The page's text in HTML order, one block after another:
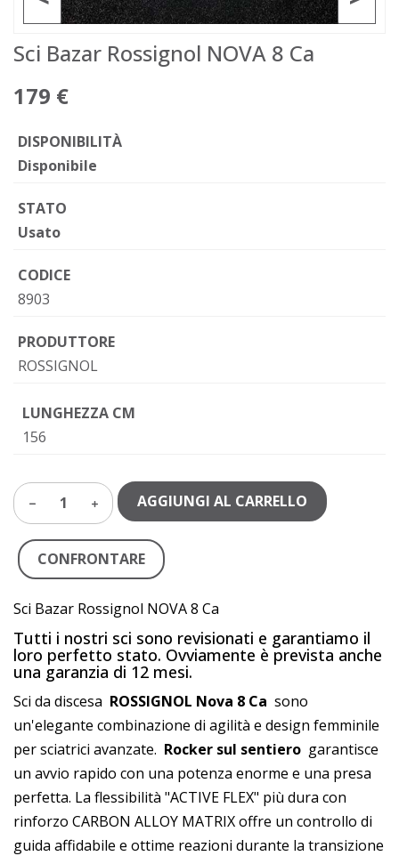
Sci Bazar Rossignol NOVA 8 Ca
179 €
DISPONIBILITÀ
Disponibile
STATO
Usato
CODICE
8903
PRODUTTORE
ROSSIGNOL
LUNGHEZZA CM
156
1 AGGIUNGI AL CARRELLO
CONFRONTARE
Sci Bazar Rossignol NOVA 8 Ca
Tutti i nostri sci sono revisionati e garantiamo il
loro perfetto stato. Ovviamente è prevista anche
una garanzia di 12 mesi.
Sci da discesa ROSSIGNOL Nova 8 Ca sono
un'elegante combinazione di agilità e design femminile
per sciatrici avanzate. Rocker sul sentiero garantisce
un avvio rapido con una potenza enorme e una presa
perfetta. La flessibilità "ACTIVE FLEX" più dura con
rinforzo CARBON ALLOY MATRIX offre un controllo di
guida affidabile e ottime reazioni durante la transizione